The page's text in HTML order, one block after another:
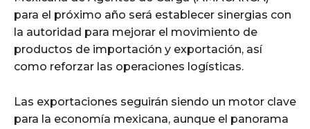
para el próximo año será establecer sinergias con
la autoridad para mejorar el movimiento de
productos de importación y exportación, así
como reforzar las operaciones logísticas.
Las exportaciones seguirán siendo un motor clave
para la economía mexicana, aunque el panorama